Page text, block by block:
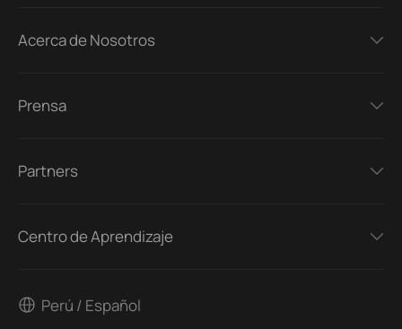
Acerca de Nosotros
Prensa
Partners
Centro de Aprendizaje
Perú / Español